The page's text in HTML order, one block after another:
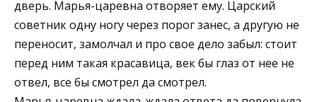
дверь. Марья-царевна отворяет ему. Царский
советник одну ногу через порог занес, а другую не
переносит, замолчал и про свое дело забыл: стоит
перед ним такая красавица, век бы глаз от нее не
отвел, все бы смотрел да смотрел.